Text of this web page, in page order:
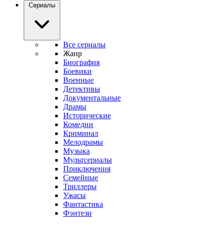
Сериалы
Все сериалы
Жанр
Биография
Боевики
Военные
Детективы
Документальные
Драмы
Исторические
Комедии
Криминал
Мелодрамы
Музыка
Мультсериалы
Приключения
Семейные
Триллеры
Ужасы
Фантастика
Фэнтези